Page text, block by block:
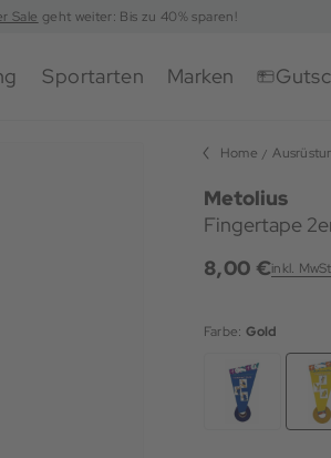
Sale geht weiter: Bis zu 40% sparen!
Sportarten Marken
Home
Metolius
Fingertape
8,00 €inkl.
Farbe: Gold